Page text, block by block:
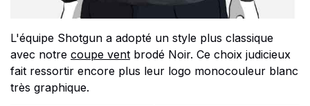
L'équipe Shotgun a adopté un style plus classique
avec notre coupe vent brodé Noir. Ce choix judicieux
fait ressortir encore plus leur logo monocouleur blanc
très graphique.